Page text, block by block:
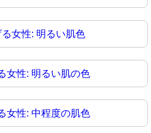
女性: 明るい肌色
女性: 明るい肌の色
女性: 中程度の肌色